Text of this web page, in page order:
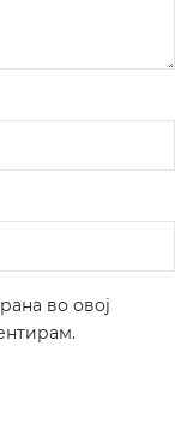
во овој